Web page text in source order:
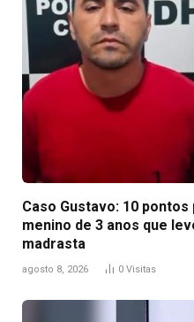
Caso Gustavo: 10
menino de 3 anos que
madrasta
agosto 8, 2026 0 Visitas